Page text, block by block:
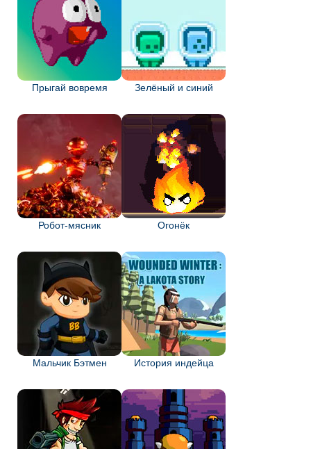
Прыгай вовремя Зелёный и синий
Робот-мясник Огонёк
Мальчик Бэтмен История индейца